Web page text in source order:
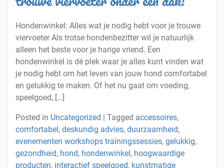
Hondenwinkel: Alles wat je nodig hebt voor je trouwe
viervoeter Als trotse hondenbezitter wil je natuurlijk
alleen het beste voor je harige vriend. Een
hondenwinkel is dé plek waar je alles kunt vinden wat
je nodig hebt om het leven van jouw hond comfortabel
en gelukkig te maken. Of het nu gaat om voeding,
speelgoed, […]
Posted in Uncategorized | Tagged accessoires,
comfortabel, deskundig advies, duurzaamheid,
evenementen workshops trainingssessies, gelukkig,
gezondheid, hond, hondenwinkel, hoogwaardige
producten, interactief speelgoed, kunstmatige